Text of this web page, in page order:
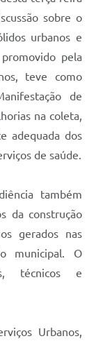
sobre o
urbanos e
pela
teve como
de
na coleta,
adequada dos
de saúde.
também
da construção
gerados nas
municipal. O
técnicos e
Urbanos,